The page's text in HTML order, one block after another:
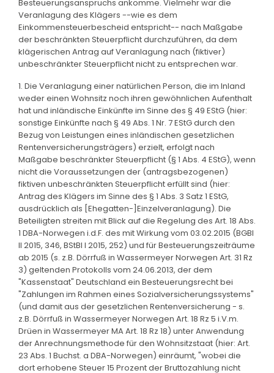
Besteuerungsanspruchs ankomme. Vielmehr war die
Veranlagung des Klägers --wie es dem
Einkommensteuerbescheid entspricht-- nach Maßgabe
der beschränkten Steuerpflicht durchzuführen, da dem
klägerischen Antrag auf Veranlagung nach (fiktiver)
unbeschränkter Steuerpflicht nicht zu entsprechen war.
1. Die Veranlagung einer natürlichen Person, die im Inland
weder einen Wohnsitz noch ihren gewöhnlichen Aufenthalt
hat und inländische Einkünfte im Sinne des § 49 EStG (hier:
sonstige Einkünfte nach § 49 Abs. 1 Nr. 7 EStG durch den
Bezug von Leistungen eines inländischen gesetzlichen
Rentenversicherungsträgers) erzielt, erfolgt nach
Maßgabe beschränkter Steuerpflicht (§ 1 Abs. 4 EStG), wenn
nicht die Voraussetzungen der (antragsbezogenen)
fiktiven unbeschränkten Steuerpflicht erfüllt sind (hier:
Antrag des Klägers im Sinne des § 1 Abs. 3 Satz 1 EStG,
ausdrücklich als [Ehegatten-]Einzelveranlagung). Die
Beteiligten streiten mit Blick auf die Regelung des Art. 18 Abs.
1 DBA-Norwegen i.d.F. des mit Wirkung vom 03.02.2015 (BGBl
II 2015, 346, BStBl I 2015, 252) und für Besteuerungszeiträume
ab 2015 (s. z.B. Dörrfuß in Wassermeyer Norwegen Art. 31 Rz
3) geltenden Protokolls vom 24.06.2013, der dem
"Kassenstaat" Deutschland ein Besteuerungsrecht bei
"Zahlungen im Rahmen eines Sozialversicherungssystems"
(und damit aus der gesetzlichen Rentenversicherung - s.
z.B. Dörrfuß in Wassermeyer Norwegen Art. 18 Rz 5 i.V.m.
Drüen in Wassermeyer MA Art. 18 Rz 18) unter Anwendung
der Anrechnungsmethode für den Wohnsitzstaat (hier: Art.
23 Abs. 1 Buchst. a DBA-Norwegen) einräumt, "wobei die
dort erhobene Steuer 15 Prozent der Bruttozahlung nicht